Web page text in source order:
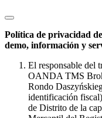
Política de privacidad
demo, información y
El responsable del
OANDA TMS
Rondo
identificación
de Distrito de la